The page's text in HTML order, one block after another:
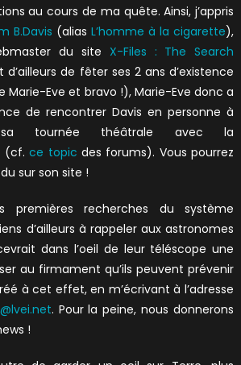
au cours de ma quête. Ainsi, j’appris
B.Davis (aliasL’homme à la cigarette),
du site X-Files : The Search
d’ailleurs de fêter ses 2 ans d’existence
Marie-Eve et bravo !), Marie-Eve donc a
de rencontrer Davis en personne à
tournée théâtrale avec la
(cf.ce topic des forums). Vous pourrez
sur son site !
premières recherches du système
d’ailleurs à rappeler aux astronomes
dans l’oeil de leur téléscope une
au firmament qu’ils peuvent prévenir
à cet effet, en m’écrivant à l’adresse
. Pour la peine, nous donnerons
!